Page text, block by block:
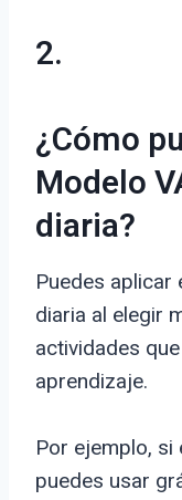
2.
¿Cómo
Modelo
diaria?
Puedes aplicar
diaria al elegir
actividades
aprendizaje.
Por ejemplo, si
puedes usar